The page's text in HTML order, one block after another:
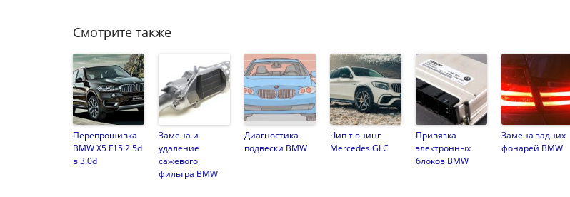
Смотрите также
Перепрошивка
BMW X5 F15 2.5d
в 3.0d
Замена и
удаление
сажевого
фильтра BMW
Диагностика
подвески BMW
Чип тюнинг
Mercedes GLC
Привязка
электронных
блоков BMW
Замена задних
фонарей BMW